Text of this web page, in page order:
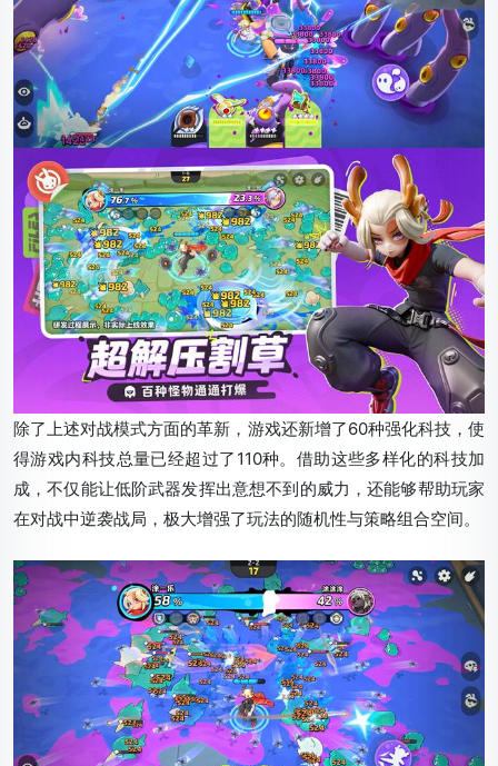
除了上述对战模式方面的革新，游戏还新增了60种强化科技，使
得游戏内科技总量已经超过了110种。借助这些多样化的科技加
成，不仅能让低阶武器发挥出意想不到的威力，还能够帮助玩家
在对战中逆袭战局，极大增强了玩法的随机性与策略组合空间。